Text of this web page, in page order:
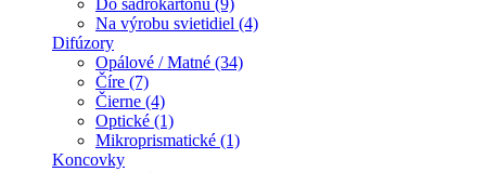
Do sadrokartónu (9)
Na výrobu svietidiel (4)
Difúzory
Opálové / Matné (34)
Číre (7)
Čierne (4)
Optické (1)
Mikroprismatické (1)
Koncovky